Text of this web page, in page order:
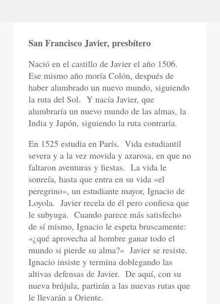
San Francisco Javier, presbítero
Nació en el castillo de Javier el año 1506.
Ese mismo año moría Colón, después de
haber alumbrado un nuevo mundo, siguiendo
la ruta del Sol. Y nacía Javier, que
alumbraría un nuevo mundo de las almas, la
India y Japón, siguiendo la ruta contraria.
En 1525 estudia en París. Vida estudiantil
severa y a la vez movida y azarosa, en que no
faltaron aventuras y fiestas. La vida le
sonreía, hasta que entra en su vida «el
peregrino», un estudiante mayor, Ignacio de
Loyola. Javier recela de él pero confiesa que
le subyuga. Cuando parece más satisfecho
de sí mismo, Ignacio le espeta bruscamente:
«¿qué aprovecha al hombre ganar todo el
mundo si pierde su alma?» Javier se resiste.
Ignacio insiste y termina doblegando las
altivas defensas de Javier. De aquí, con su
nueva brújula, partirán a las nuevas rutas que
le llevarán a Oriente.